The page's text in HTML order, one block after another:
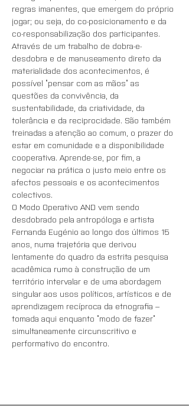
regras imanentes, que emergem do próprio
jogar; ou seja, do co-posicionamento e da
co-responsabilização dos participantes.
Através de um trabalho de dobra-e-
desdobra e de manuseamento direto da
materialidade dos acontecimentos, é
possível “pensar com as mãos” as
questões da convivência, da
sustentabilidade, da criatividade, da
tolerância e da reciprocidade. São também
treinadas a atenção ao comum, o prazer do
estar em comunidade e a disponibilidade
cooperativa. Aprende-se, por fim, a
negociar na prática o justo meio entre os
afectos pessoais e os acontecimentos
colectivos.
O Modo Operativo AND vem sendo
desdobrado pela antropóloga e artista
Fernanda Eugénio ao longo dos últimos 15
anos, numa trajetória que derivou
lentamente do quadro da estrita pesquisa
acadêmica rumo à construção de um
território intervalar e de uma abordagem
singular aos usos políticos, artísticos e de
aprendizagem recíproca da etnografia –
tomada aqui enquanto “modo de fazer”
simultaneamente circunscritivo e
performativo do encontro.